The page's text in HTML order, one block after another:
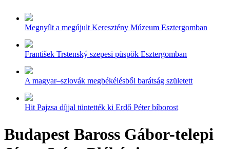
Megnyílt a megújult Keresztény Múzeum Esztergomban
František Trstenský szepesi püspök Esztergomban
A magyar–szlovák megbékélésből barátság született
Hit Pajzsa díjjal tüntették ki Erdő Péter bíborost
Budapest Baross Gábor-telepi